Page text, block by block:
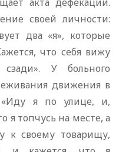
своей личности:
два «я», которые
что себя вижу
У больного
движения в
«Иду я по улице, и,
я топчусь на месте, а
к своему товарищу,